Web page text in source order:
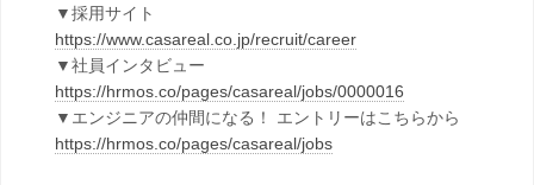
▼採用サイト
https://www.casareal.co.jp/recruit/career
▼社員インタビュー
https://hrmos.co/pages/casareal/jobs/0000016
▼エンジニアの仲間になる！ エントリーはこちらから
https://hrmos.co/pages/casareal/jobs